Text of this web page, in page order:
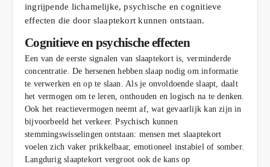
ingrijpende lichamelijke, psychische en cognitieve
effecten die door slaaptekort kunnen ontstaan.
Cognitieve en psychische effecten
Een van de eerste signalen van slaaptekort is, verminderde
concentratie. De hersenen hebben slaap nodig om informatie
te verwerken en op te slaan. Als je onvoldoende slaapt, daalt
het vermogen om te leren, onthouden en logisch na te denken.
Ook het reactievermogen neemt af, wat gevaarlijk kan zijn in
bijvoorbeeld het verkeer. Psychisch kunnen
stemmingswisselingen ontstaan: mensen met slaaptekort
voelen zich vaker prikkelbaar, emotioneel instabiel of somber.
Langdurig slaaptekort vergroot ook de kans op